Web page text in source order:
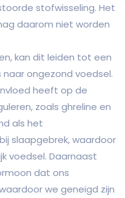
stofwisseling. Het
daarom niet worden
kan dit leiden tot een
ongezond voedsel.
heeft op de
zoals ghreline en
als het
slaapgebrek, waardoor
voedsel. Daarnaast
dat ons
we geneigd zijn